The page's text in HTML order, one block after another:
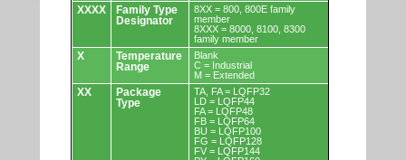
XXXX
Family Type
Designator
8XX = 800, 800E family
member
8XXX = 8000, 8100, 8300
family member
X
Temperature
Range
Blank
C = Industrial
M = Extended
XX
Package
Type
TA, FA = LQFP32
LD = LQFP44
FA = LQFP48
FB = LQFP64
BU = LQFP100
FG = LQFP128
FV = LQFP144